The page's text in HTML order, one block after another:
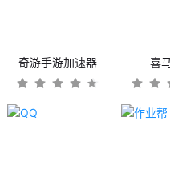
奇游手游加速器 喜